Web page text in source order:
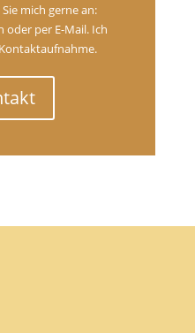
mich gerne an:
oder per E-Mail. Ich